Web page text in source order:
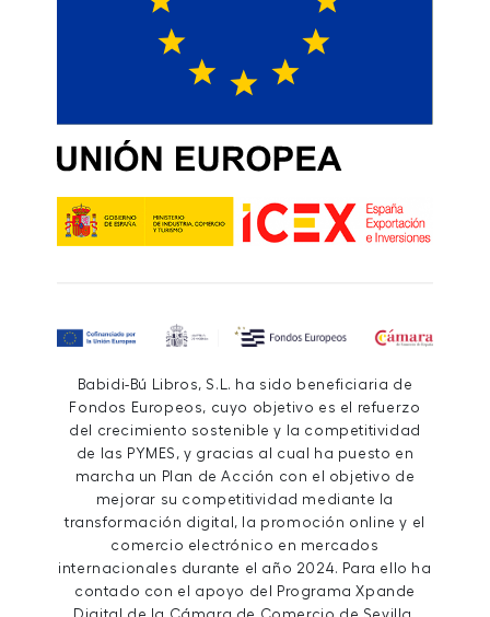
Babidi-Bú Libros, S.L. ha sido beneficiaria de
Fondos Europeos, cuyo objetivo es el refuerzo
del crecimiento sostenible y la competitividad
de las PYMES, y gracias al cual ha puesto en
marcha un Plan de Acción con el objetivo de
mejorar su competitividad mediante la
transformación digital, la promoción online y el
comercio electrónico en mercados
internacionales durante el año 2024. Para ello ha
contado con el apoyo del Programa Xpande
Digital de la Cámara de Comercio de Sevilla.